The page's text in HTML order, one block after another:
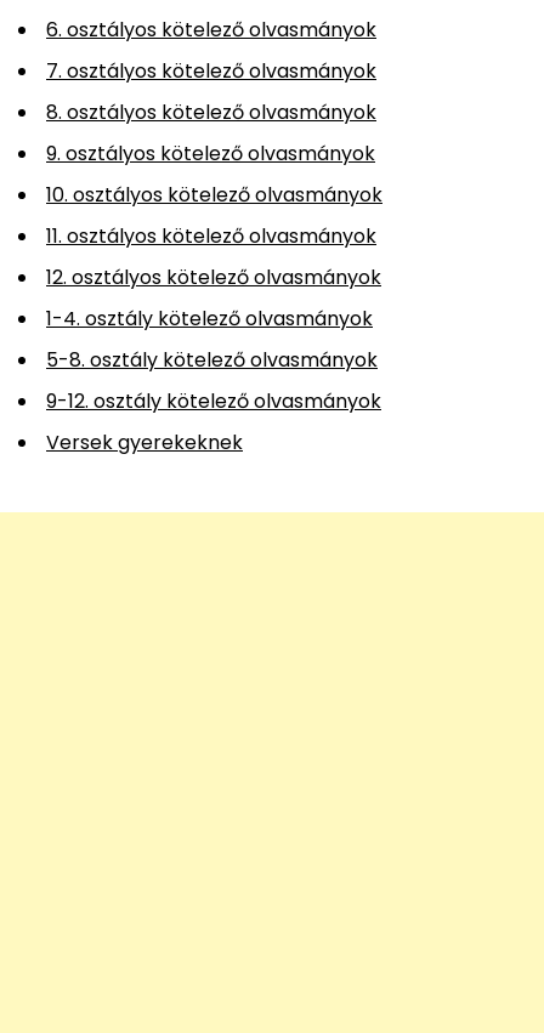
6. osztályos kötelező olvasmányok
7. osztályos kötelező olvasmányok
8. osztályos kötelező olvasmányok
9. osztályos kötelező olvasmányok
10. osztályos kötelező olvasmányok
11. osztályos kötelező olvasmányok
12. osztályos kötelező olvasmányok
1-4. osztály kötelező olvasmányok
5-8. osztály kötelező olvasmányok
9-12. osztály kötelező olvasmányok
Versek gyerekeknek